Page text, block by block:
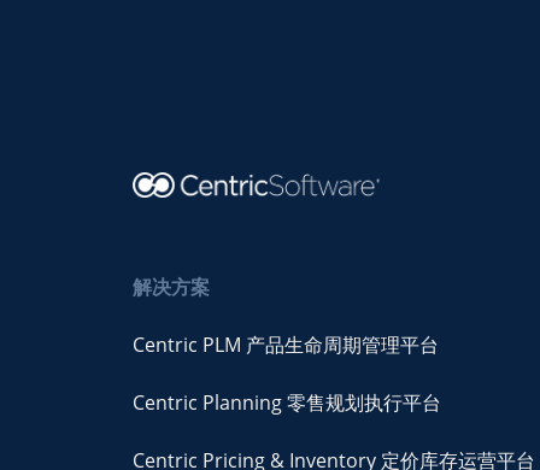
解决方案
Centric PLM 产品生命周期管理平台
Centric Planning 零售规划执行平台
Centric Pricing & Inventory 定价库存运营平台